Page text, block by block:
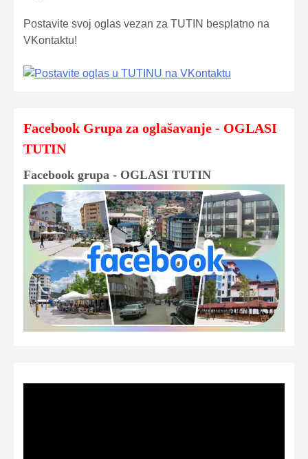
Postavite svoj oglas vezan za TUTIN besplatno na
VKontaktu!
Facebook Grupa za oglašavanje - OGLASI
TUTIN
Facebook grupa - OGLASI TUTIN